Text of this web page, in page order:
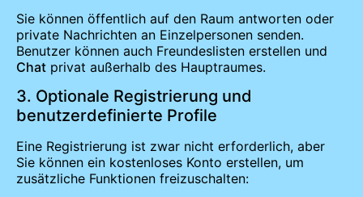
Sie können öffentlich auf den Raum antworten oder
private Nachrichten an Einzelpersonen senden.
Benutzer können auch Freundeslisten erstellen und
Chat privat außerhalb des Hauptraumes.
3. Optionale Registrierung und
benutzerdefinierte Profile
Eine Registrierung ist zwar nicht erforderlich, aber
Sie können ein kostenloses Konto erstellen, um
zusätzliche Funktionen freizuschalten: